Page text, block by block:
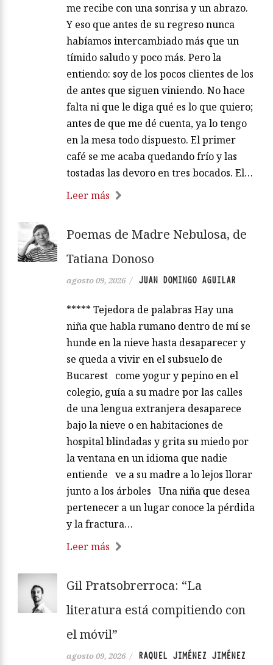
me recibe con una sonrisa y un abrazo.
Y eso que antes de su regreso nunca
habíamos intercambiado más que un
tímido saludo y poco más. Pero la
entiendo: soy de los pocos clientes de los
de antes que siguen viniendo. No hace
falta ni que le diga qué es lo que quiero;
antes de que me dé cuenta, ya lo tengo
en la mesa todo dispuesto. El primer
café se me acaba quedando frío y las
tostadas las devoro en tres bocados. El…
Leer más
Poemas de Madre Nebulosa, de
Tatiana Donoso
agosto 09, 2026 / JUAN DOMINGO AGUILAR
***** Tejedora de palabras Hay una
niña que habla rumano dentro de mí se
hunde en la nieve hasta desaparecer y
se queda a vivir en el subsuelo de
Bucarest come yogur y pepino en el
colegio, guía a su madre por las calles
de una lengua extranjera desaparece
bajo la nieve o en habitaciones de
hospital blindadas y grita su miedo por
la ventana en un idioma que nadie
entiende ve a su madre a lo lejos llorar
junto a los árboles Una niña que desea
pertenecer a un lugar conoce la pérdida
y la fractura…
Leer más
Gil Pratsobrerroca: “La
literatura está compitiendo con
el móvil”
agosto 09, 2026 / RAQUEL JIMÉNEZ JIMÉNEZ